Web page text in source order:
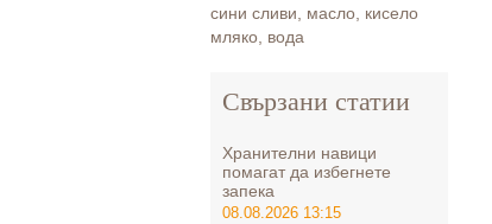
сини сливи
масло кисело
мляко вода
Свързани статии
Хранителни навици
помагат да избегнете
запека
08.08.2026 13:15